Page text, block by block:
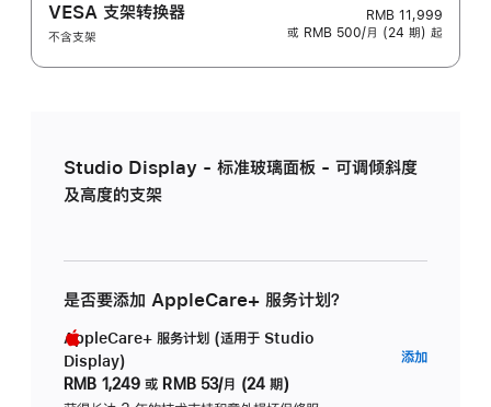
VESA 支架转换器
不含支架
RMB 11,999
或 RMB 500/月 (24 期) 起
Studio Display - 标准玻璃面板 - 可调倾斜度
及高度的支架
是否要添加 AppleCare+ 服务计划？
AppleCare+ 服务计划 (适用于 Studio
Display)
RMB 1,249 或 RMB 53/月 (24 期)
添加